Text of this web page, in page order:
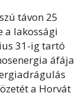
távon 25
a lakossági
31-ig tartó
áfája
a Horvát